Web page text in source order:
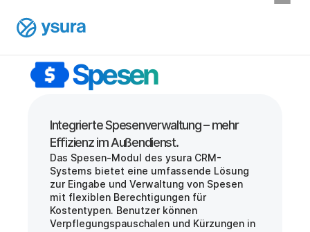
Spesen
Integrierte Spesenverwaltung – mehr
Effizienz im Außendienst.
Das Spesen-Modul des ysura CRM-
Systems bietet eine umfassende Lösung
zur Eingabe und Verwaltung von Spesen
mit flexiblen Berechtigungen für
Kostentypen. Benutzer können
Verpflegungspauschalen und Kürzungen in